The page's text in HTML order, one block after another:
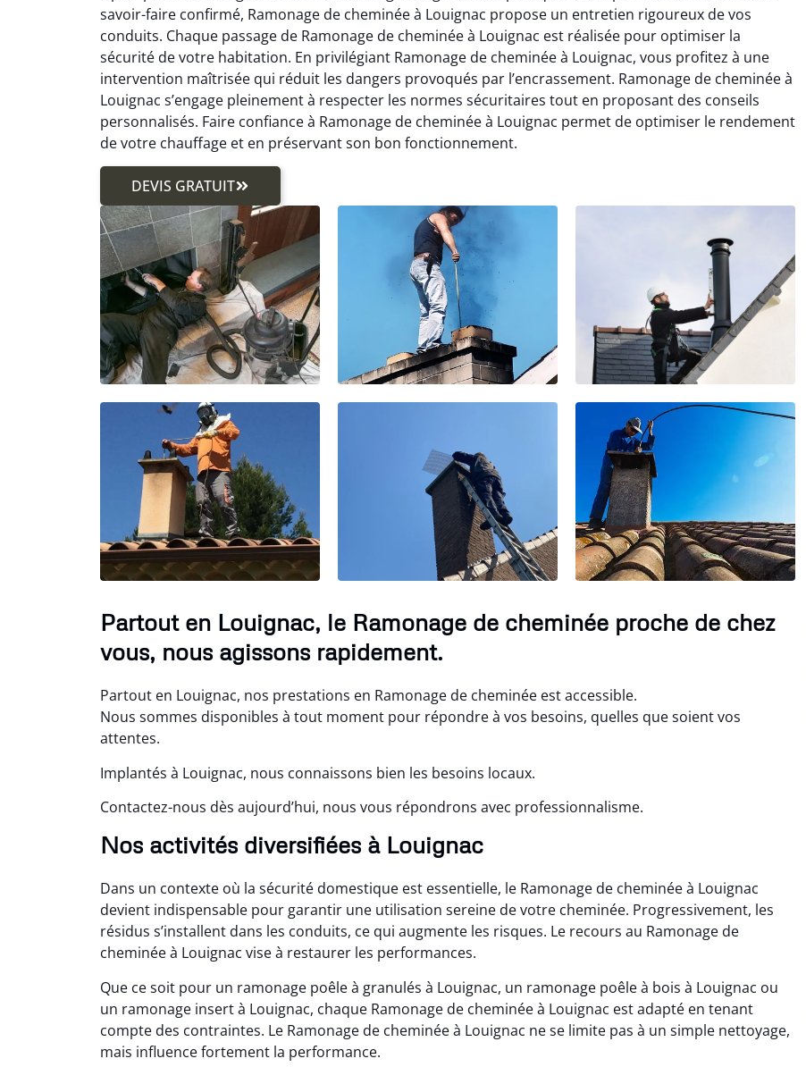
savoir-faire confirmé, Ramonage de cheminée à Louignac propose un entretien rigoureux de vos
conduits. Chaque passage de Ramonage de cheminée à Louignac est réalisée pour optimiser la
sécurité de votre habitation. En privilégiant Ramonage de cheminée à Louignac, vous profitez à une
intervention maîtrisée qui réduit les dangers provoqués par l’encrassement. Ramonage de cheminée à
Louignac s’engage pleinement à respecter les normes sécuritaires tout en proposant des conseils
personnalisés. Faire confiance à Ramonage de cheminée à Louignac permet de optimiser le rendement
de votre chauffage et en préservant son bon fonctionnement.
DEVIS GRATUIT
Partout en Louignac, le Ramonage de cheminée proche de chez
vous, nous agissons rapidement.
Partout en Louignac, nos prestations en Ramonage de cheminée est accessible.
Nous sommes disponibles à tout moment pour répondre à vos besoins, quelles que soient vos
attentes.
Implantés à Louignac, nous connaissons bien les besoins locaux.
Contactez-nous dès aujourd’hui, nous vous répondrons avec professionnalisme.
Nos activités diversifiées à Louignac
Dans un contexte où la sécurité domestique est essentielle, le Ramonage de cheminée à Louignac
devient indispensable pour garantir une utilisation sereine de votre cheminée. Progressivement, les
résidus s’installent dans les conduits, ce qui augmente les risques. Le recours au Ramonage de
cheminée à Louignac vise à restaurer les performances.
Que ce soit pour un ramonage poêle à granulés à Louignac, un ramonage poêle à bois à Louignac ou
un ramonage insert à Louignac, chaque Ramonage de cheminée à Louignac est adapté en tenant
compte des contraintes. Le Ramonage de cheminée à Louignac ne se limite pas à un simple nettoyage,
mais influence fortement la performance.